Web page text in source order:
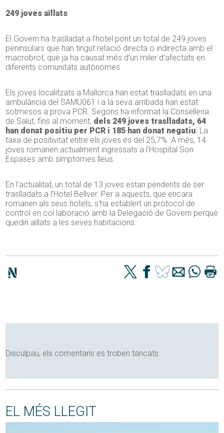
249 joves aïllats
El Govern ha traslladat a l’hotel pont un total de 249 joves
peninsulars que han tingut relació directa o indirecta amb el
macrobrot, que ja ha causat més d’un miler d’afectats en
diferents comunitats autònomes.
Els joves localitzats a Mallorca han estat traslladats en una
ambulància del SAMU061 i a la seva arribada han estat
sotmesos a prova PCR. Segons ha informat la Conselleria
de Salut, fins al moment, dels 249 joves traslladats, 64
han donat positiu per PCR i 185 han donat negatiu. La
taxa de positivitat entre els joves és del 25,7%. A més, 14
joves romanen actualment ingressats a l’Hospital Son
Espases amb símptomes lleus.
En l’actualitat, un total de 13 joves estan pendents de ser
traslladats a l’Hotel Bellver. Per a aquests, que encara
romanen als seus hotels, s’ha establert un protocol de
control en col·laboració amb la Delegació de Govern perquè
quedin aïllats a les seves habitacions.
Disculpau, els comentaris es troben tancats
EL MÉS LLEGIT